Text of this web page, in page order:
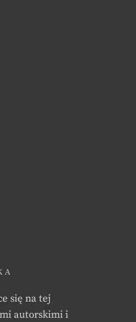
się na tej
autorskimi i